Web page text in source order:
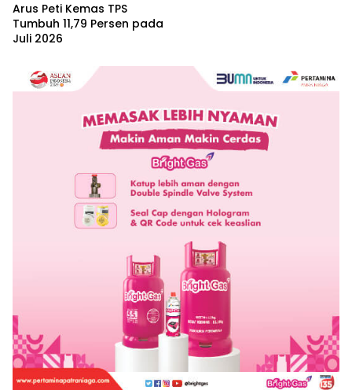
Arus Peti Kemas TPS
Tumbuh 11,79 Persen pada
Juli 2026